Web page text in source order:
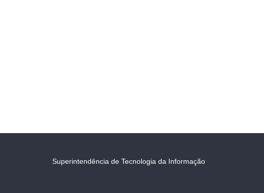
Superintendência de Tecnologia da Informação